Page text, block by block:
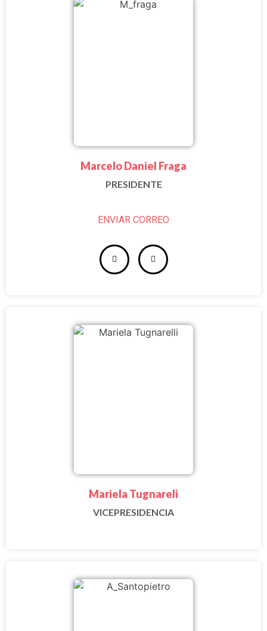
Marcelo Daniel Fraga
PRESIDENTE
ENVIAR CORREO
Mariela Tugnareli
VICEPRESIDENCIA